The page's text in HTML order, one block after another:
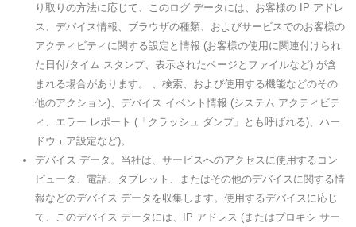
り取りの方法に応じて、このログ データには、お客様の IP アドレ
ス、デバイス情報、ブラウザの種類、およびサービスでのお客様の
アクティビティに関する設定と情報 (お客様の使用に関連付けられ
た日付/タイム スタンプ、表示されたページとファイルなど) が含
まれる場合があります。 、検索、および使用する機能などのその
他のアクション)、デバイス イベント情報 (システム アクティビテ
ィ、エラー レポート (「クラッシュ ダンプ」とも呼ばれる)、ハー
ドウェア設定など)。
デバイス データ。当社は、サービスへのアクセスに使用するコン
ピュータ、電話、タブレット、またはその他のデバイスに関する情
報などのデバイス データを収集します。使用するデバイスに応じ
て、このデバイス データには、IP アドレス (またはプロキシ サー